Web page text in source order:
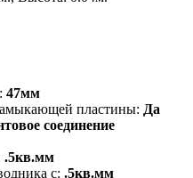
47мм
пластины: Да
соединение
.5кв.мм
с: .5кв.мм